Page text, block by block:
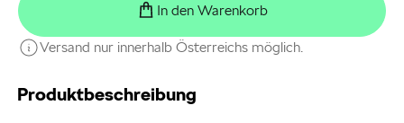
Produktbeschreibung
In den Warenkorb
Versand nur innerhalb Österreichs möglich.